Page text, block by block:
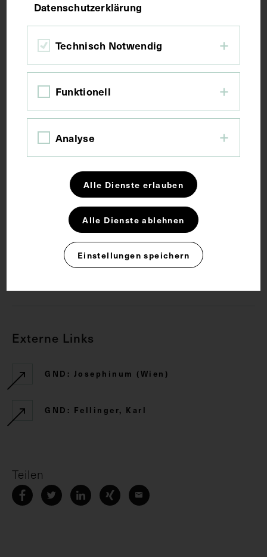
Bildmaß 12,8 x 17,7 cm
Schlagwörter
Emeritierung
Empfang <Veranstaltung>
Externe Links
GND: Josephinum (Wien)
GND: Fellinger, Karl
Teilen
Datenschutzerklärung
Technisch Notwendig
Funktionell
Analyse
Alle Dienste erlauben
Alle Dienste ablehnen
Einstellungen speichern